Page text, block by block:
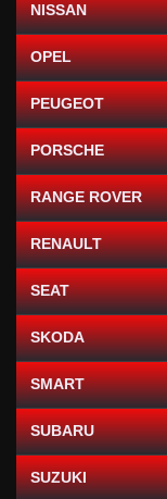
NISSAN
OPEL
PEUGEOT
PORSCHE
RANGE ROVER
RENAULT
SEAT
SKODA
SMART
SUBARU
SUZUKI